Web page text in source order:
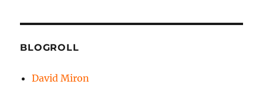
BLOGROLL
David Miron